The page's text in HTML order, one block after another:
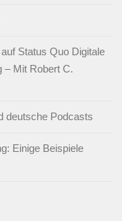
Status Quo Digitale
– Mit Robert C.
deutsche Podcasts
Einige Beispiele